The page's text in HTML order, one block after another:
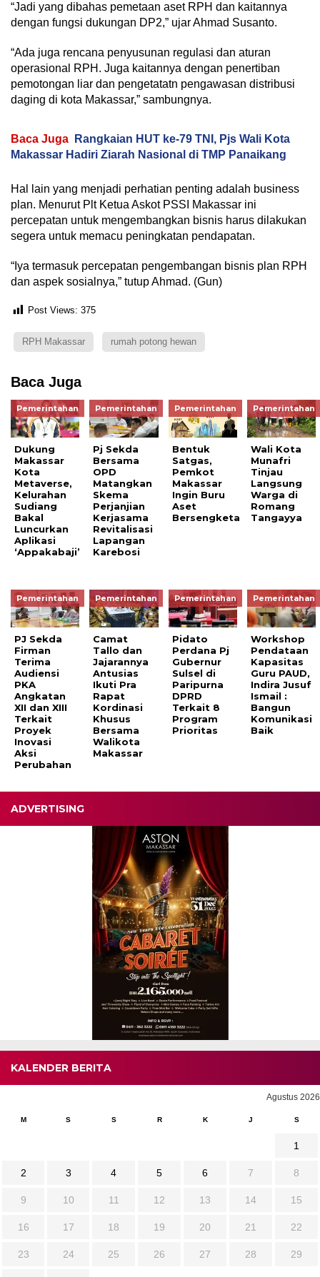
“Jadi yang dibahas pemetaan aset RPH dan kaitannya
dengan fungsi dukungan DP2,” ujar Ahmad Susanto.
“Ada juga rencana penyusunan regulasi dan aturan
operasional RPH. Juga kaitannya dengan penertiban
pemotongan liar dan pengetatatn pengawasan distribusi
daging di kota Makassar,” sambungnya.
Baca Juga
Rangkaian HUT ke-79 TNI, Pjs Wali Kota
Makassar Hadiri Ziarah Nasional di TMP Panaikang
Hal lain yang menjadi perhatian penting adalah business
plan. Menurut Plt Ketua Askot PSSI Makassar ini
percepatan untuk mengembangkan bisnis harus dilakukan
segera untuk memacu peningkatan pendapatan.
“Iya termasuk percepatan pengembangan bisnis plan RPH
dan aspek sosialnya,” tutup Ahmad. (Gun)
Post Views: 375
RPH Makassar rumah potong hewan
Baca Juga
Pemerintahan
Dukung
Makassar
Kota
Metaverse,
Kelurahan
Sudiang
Bakal
Luncurkan
Aplikasi
‘Appakabaji’
Pemerintahan
Pj Sekda
Bersama
OPD
Matangkan
Skema
Perjanjian
Kerjasama
Revitalisasi
Lapangan
Karebosi
Pemerintahan
Bentuk
Satgas,
Pemkot
Makassar
Ingin Buru
Aset
Bersengketa
Pemerintahan
Wali Kota
Munafri
Tinjau
Langsung
Warga di
Romang
Tangayya
Pemerintahan
PJ Sekda
Firman
Terima
Audiensi
PKA
Angkatan
XII dan XIII
Terkait
Proyek
Inovasi
Aksi
Perubahan
Pemerintahan
Camat
Tallo dan
Jajarannya
Antusias
Ikuti Pra
Rapat
Kordinasi
Khusus
Bersama
Walikota
Makassar
Pemerintahan
Pidato
Perdana Pj
Gubernur
Sulsel di
Paripurna
DPRD
Terkait 8
Program
Prioritas
Pemerintahan
Workshop
Pendataan
Kapasitas
Guru PAUD,
Indira Jusuf
Ismail :
Bangun
Komunikasi
Baik
ADVERTISING
KALENDER BERITA
Agustus 2026
M S S R K J S
1
2 3 4 5 6 7 8
9 10 11 12 13 14 15
16 17 18 19 20 21 22
23 24 25 26 27 28 29